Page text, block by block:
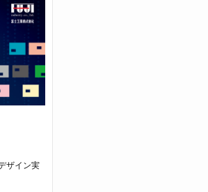
ザイン実